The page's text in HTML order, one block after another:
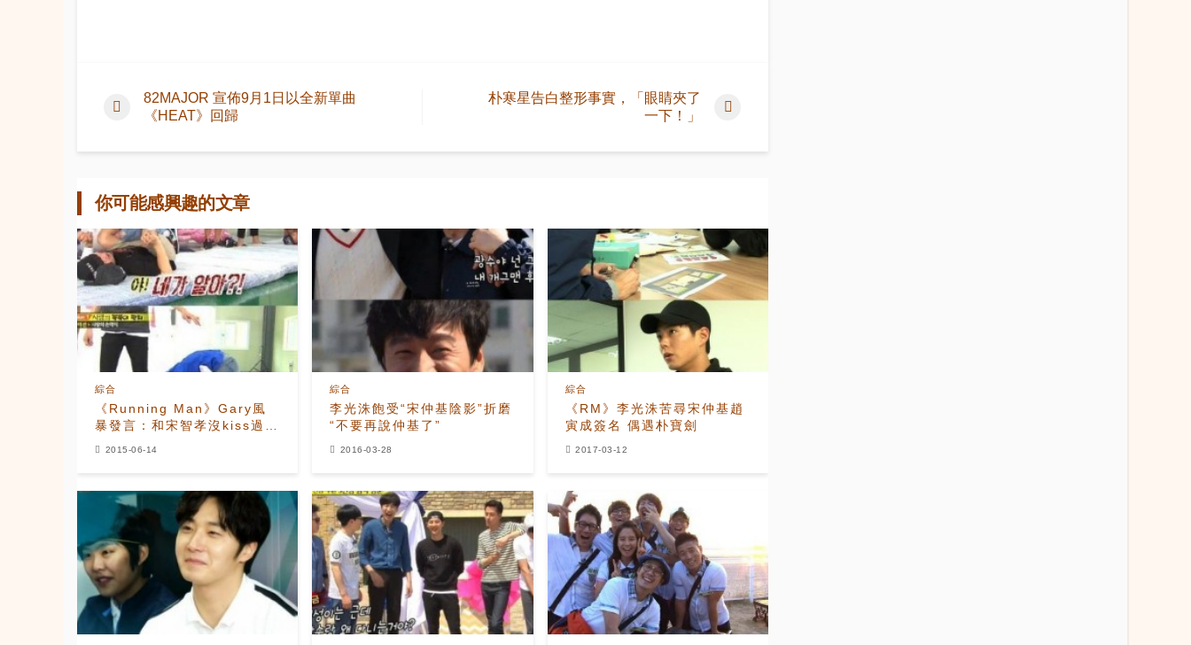
82MAJOR 宣佈9月1日以全新單曲
《HEAT》回歸
朴寒星告白整形事實，「眼睛夾了
一下！」
你可能感興趣的文章
《Running Man》Gary風
暴發言：和宋智孝沒kiss過？
綜合
2015-06-14
李光洙飽受“宋仲基陰影”折磨
“不要再說仲基了”
綜合
2016-03-28
《RM》李光洙苦尋宋仲基趙
寅成簽名 偶遇朴寶劍
綜合
2017-03-12